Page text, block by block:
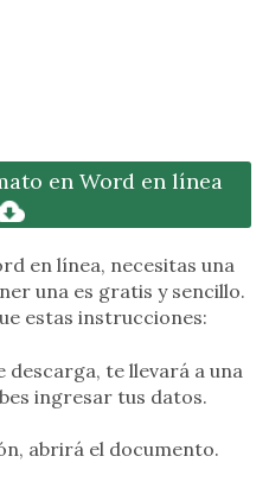
en Word en línea
en línea, necesitas una
una es gratis y sencillo.
estas instrucciones:
descarga, te llevará a una
ingresar tus datos.
abrirá el documento.